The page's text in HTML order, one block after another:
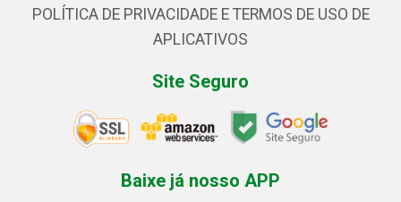
POLÍTICA DE PRIVACIDADE E TERMOS DE USO DE
APLICATIVOS
Site Seguro
Baixe já nosso APP